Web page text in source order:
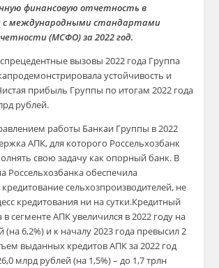
финансовую отчетность в
с международными стандартами
(МСФО) за 2022 год.
вызовы 2022 года Группа
устойчивость и
прибыль Группы по итогам 2022 года
рублей.
работы Банкаи Группы в 2022
АПК, для которого Россельхозбанк
свою задачу как опорный банк. В
Россельхозбанка обеспечила
сельхозпроизводителей, не
кредитования ни на сутки.Кредитный
сегменте АПК увеличился в 2022 году на
(на 6,2%) и к началу 2023 года превысил 2
выданных кредитов АПК за 2022 год
млрд рублей (на 1,5%) – до 1,7 трлн